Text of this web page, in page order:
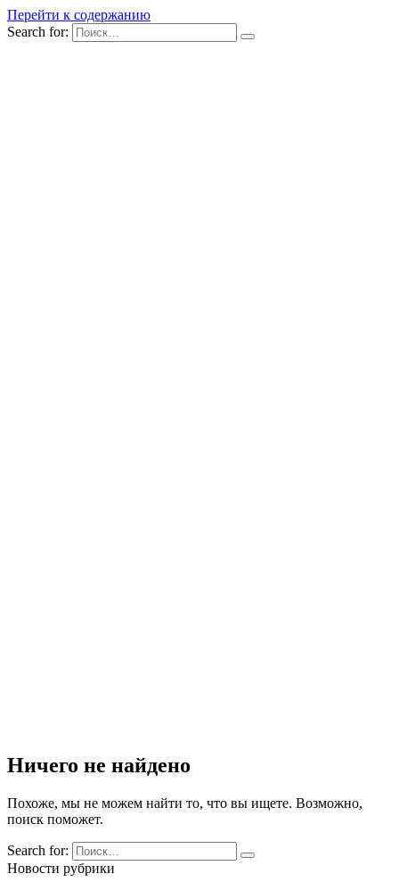
Перейти к содержанию
Search for:
Ничего не найдено
Похоже, мы не можем найти то, что вы ищете. Возможно,
поиск поможет.
Search for:
Новости рубрики